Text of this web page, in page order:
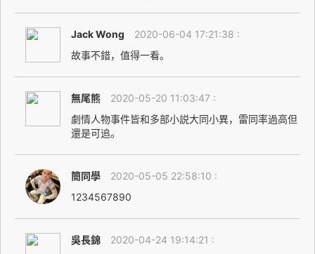
Jack Wong
2020-06-04 17:21:38 :
故事不錯，值得一看。
無尾熊
2020-05-20 11:03:47 :
劇情人物事件皆和多部小説大同小異，雷同率過高但
還是可追。
簡同學
2020-05-05 22:58:10 :
1234567890
吳長錦 2020-04-24 19:14:21 :